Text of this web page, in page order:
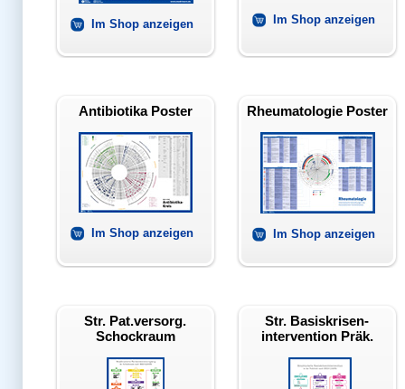
Im Shop anzeigen Im Shop anzeigen
Antibiotika Poster
Im Shop anzeigen
Rheumatologie Poster
Im Shop anzeigen
Str. Pat.versorg.
Schockraum
Str. Basiskrisen-
intervention Präk.